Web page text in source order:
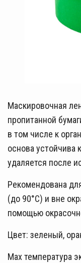
Маскировочная
пропитанной
в том числе к
основа устойчива
удаляется после
Рекомендована
(до 90°С) и вне
помощью
Цвет: зеленый,
Max температура